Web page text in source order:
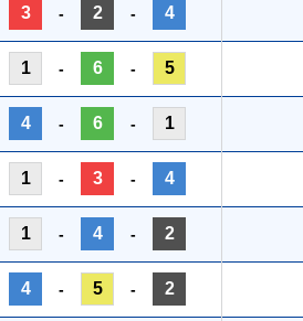
3 - 2 - 4
1 - 6 - 5
4 - 6 - 1
1 - 3 - 4
1 - 4 - 2
4 - 5 - 2